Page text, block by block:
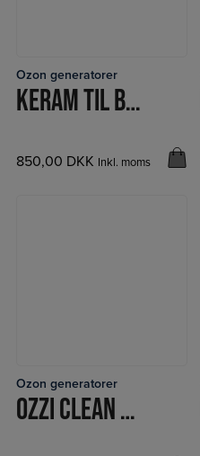
LÆS MERE
Ozon generatorer
KERAM TIL BL3000
850,00 DKK Inkl. moms
LÆS MERE
Ozon generatorer
OZZI CLEAN 500 OZONGENERATOR